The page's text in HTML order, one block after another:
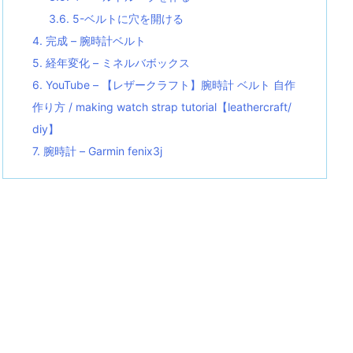
3.6. 5-ベルトに穴を開ける
4. 完成 – 腕時計ベルト
5. 経年変化 – ミネルバボックス
6. YouTube – 【レザークラフト】腕時計 ベルト 自作
作り方 / making watch strap tutorial【leathercraft/
diy】
7. 腕時計 – Garmin fenix3j